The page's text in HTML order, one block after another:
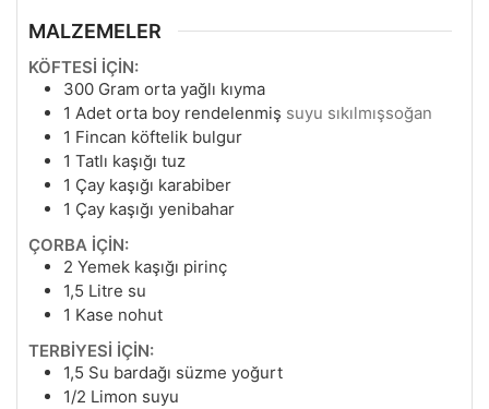
MALZEMELER
KÖFTESİ İÇİN:
300 Gram orta yağlı kıyma
1 Adet orta boy rendelenmiş suyu sıkılmışsoğan
1 Fincan köftelik bulgur
1 Tatlı kaşığı tuz
1 Çay kaşığı karabiber
1 Çay kaşığı yenibahar
ÇORBA İÇİN:
2 Yemek kaşığı pirinç
1,5 Litre su
1 Kase nohut
TERBİYESİ İÇİN:
1,5 Su bardağı süzme yoğurt
1/2 Limon suyu